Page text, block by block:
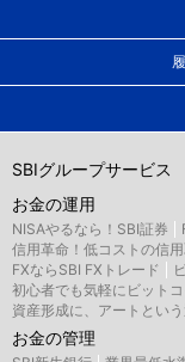
SBIグループサービス
お金の運用
NISAやるなら！SBI証券
信用革命！低コストの信
FXならSBI FXトレード
初心者でも気軽にビット
資産形成に、アートとい
お金の管理